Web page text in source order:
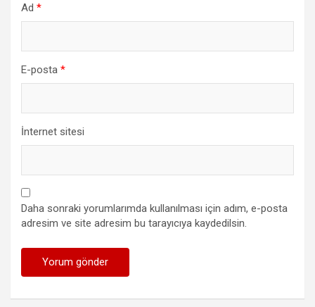
Ad *
E-posta *
İnternet sitesi
Daha sonraki yorumlarımda kullanılması için adım, e-posta
adresim ve site adresim bu tarayıcıya kaydedilsin.